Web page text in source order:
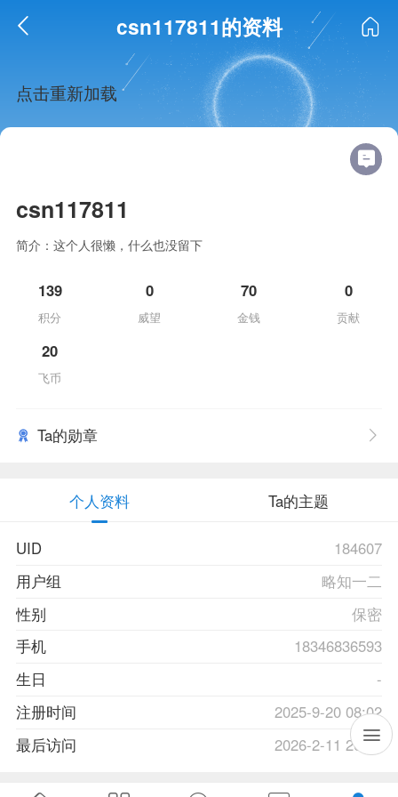
csn117811的资料
点击重新加载
csn117811
简介：这个人很懒，什么也没留下
139
积分
0
威望
70
金钱
0
贡献
20
飞币
Ta的勋章
个人资料 Ta的主题
UID
184607
用户组
略知一二
性别
保密
手机
18346836593
生日
-
注册时间
2025-9-20 08:02
最后访问
2026-2-11 20:47